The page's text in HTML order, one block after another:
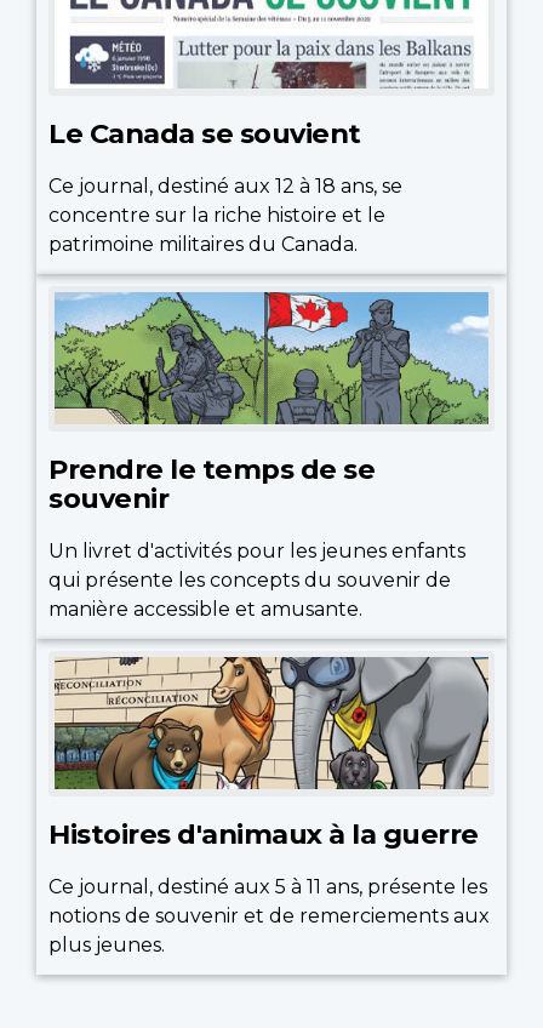
Le Canada se souvient
Ce journal, destiné aux 12 à 18 ans, se
concentre sur la riche histoire et le
patrimoine militaires du Canada.
Prendre le temps de se
souvenir
Un livret d'activités pour les jeunes enfants
qui présente les concepts du souvenir de
manière accessible et amusante.
Histoires d'animaux à la guerre
Ce journal, destiné aux 5 à 11 ans, présente les
notions de souvenir et de remerciements aux
plus jeunes.